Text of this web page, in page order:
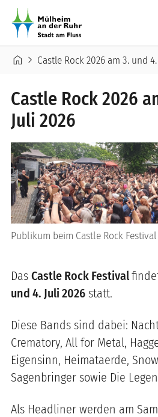
Direkt zum Inhalt
Pfadnavigation
home chevron_right Castle Rock 2026 am 3. und
Castle Rock 2026
Juli 2026
Publikum beim Castle Rock Festival
Das Castle Rock Festival
und 4. Juli 2026 statt.
Diese Bands sind dabei:
Crematory, All for Metal,
Eigensinn, Heimataerde,
Sagenbringer sowie Die
Als Headliner werden am